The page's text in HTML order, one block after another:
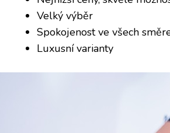
Velký výběr
Spokojenost ve všech
Luxusní varianty